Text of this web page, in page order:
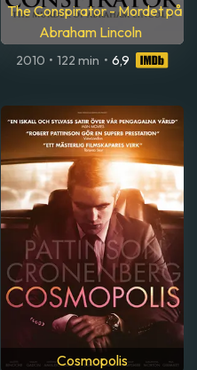
The Conspirator - Mordet på
Abraham Lincoln
2010 • 122 min • 6,9
Cosmopolis